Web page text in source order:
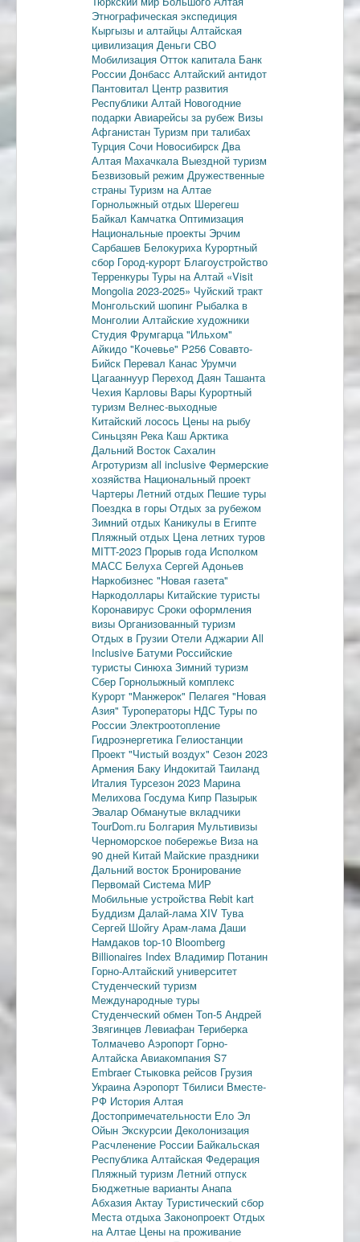
Этнографическая экспедиция
Кыргызы и алтайцы Алтайская
цивилизация Деньги СВО
Мобилизация Отток капитала Банк
России Донбасс Алтайский антидот
Пантовитал Центр развития
Республики Алтай Новогодние
подарки Авиарейсы за рубеж Визы
Афганистан Туризм при талибах
Турция Сочи Новосибирск Два
Алтая Махачкала Выездной туризм
Безвизовый режим Дружественные
страны Туризм на Алтае
Горнолыжный отдых Шерегеш
Байкал КамчаткаОптимизация
Национальные проекты Эрчим
Сарбашев Белокуриха Курортный
сбор Город-курорт Благоустройство
Терренкуры Туры на Алтай «Visit
Mongolia 2023-2025» Чуйский тракт
Монгольский шопинг Рыбалка в
Монголии Алтайские художники
Студия Фрумгарца"Ильхом"
Айкидо "Кочевье" Р256 Совавто-
Бийск Перевал Канас Урумчи
Цагааннуур Переход Даян Ташанта
Чехия Карловы Вары Курортный
туризм Велнес-выходные
Китайский лосось Цены на рыбу
Синьцзян Река Каш Арктика
Дальний Восток Сахалин
Агротуризм all inclusive Фермерские
хозяйства Национальный проект
Чартеры Летний отдых Пешие туры
Поездка в горы Отдых за рубежом
Зимний отдых Каникулы в Египте
Пляжный отдых Цена летних туров
MITT-2023 Прорыв года Исполком
МАСС БелухаСергей Адоньев
Наркобизнес "Новая газета"
Наркодоллары Китайские туристы
Коронавирус Сроки оформления
визы Организованный туризм
Отдых в Грузии Отели Аджарии All
Inclusive Батуми Российские
туристы СинюхаЗимний туризм
Сбер Горнолыжный комплекс
Курорт "Манжерок" Пелагея "Новая
Азия" Туроператоры НДС Туры по
России Электроотопление
Гидроэнергетика Гелиостанции
Проект "Чистый воздух" Сезон 2023
Армения Баку Индокитай Таиланд
Италия Турсезон 2023 Марина
Мелихова Госдума Кипр Пазырык
Эвалар Обманутые вкладчики
TourDom.ru Болгария Мультивизы
Черноморское побережье Виза на
90 дней Китай Майские праздники
Дальний восток Бронирование
Первомай Система МИР
Мобильные устройства Rebit kart
Буддизм Далай-лама XIV Тува
Сергей Шойгу Арам-ламаДаши
Намдаков top-10 Bloomberg
Billionaires Index Владимир Потанин
Горно-Алтайский университет
Студенческий туризм
Международные туры
Студенческий обмен Топ-5 Андрей
Звягинцев Левиафан Териберка
Толмачево Аэропорт Горно-
АлтайскаАвиакомпания S7
EmbraerСтыковка рейсов Грузия
УкраинаАэропорт Тбилиси Вместе-
РФ История Алтая
Достопримечательности Ело Эл
Ойын Экскурсии Деколонизация
Расчленение России Байкальская
РеспубликаАлтайская Федерация
Пляжный туризм Летний отпуск
Бюджетные варианты Анапа
Абхазия Актау Туристический сбор
Места отдыхаЗаконопроект Отдых
на Алтае Цены на проживание